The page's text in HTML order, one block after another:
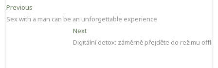
Navigace
pro
Previous
post:
Sex with a man can be an unforgettable experience
NextNext
post:
Digitální detox: záměrně přejděte do režimu